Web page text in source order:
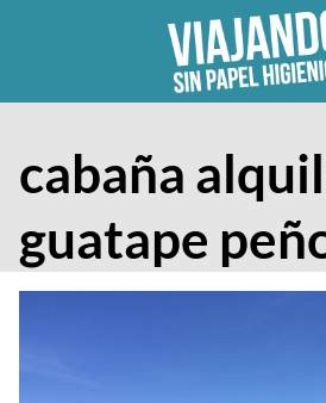
cabaña
guatape